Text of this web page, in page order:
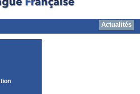
Actualités